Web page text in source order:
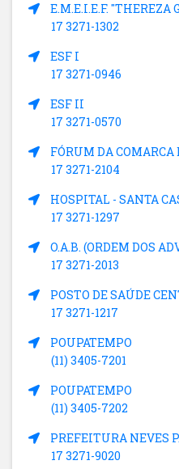
E.M.E.I.E.F. "THEREZA
17 3271-1302
ESF I
17 3271-0946
ESF II
17 3271-0570
FÓRUM DA
17 3271-2104
HOSPITAL - SANTA
17 3271-1297
O.A.B. (ORDEM DOS
17 3271-2013
POSTO DE SAÚDE
17 3271-1217
POUPATEMPO
(11) 3405-7201
POUPATEMPO
(11) 3405-7202
PREFEITURA NEVES
17 3271-9020